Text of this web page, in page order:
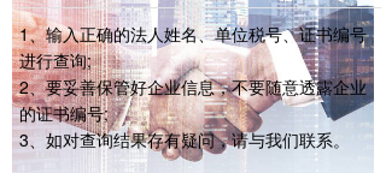
1、输入正确的法人姓名、单位税号、证书编号
进行查询;
2、要妥善保管好企业信息，不要随意透露企业
的证书编号;
3、如对查询结果存有疑问，请与我们联系。